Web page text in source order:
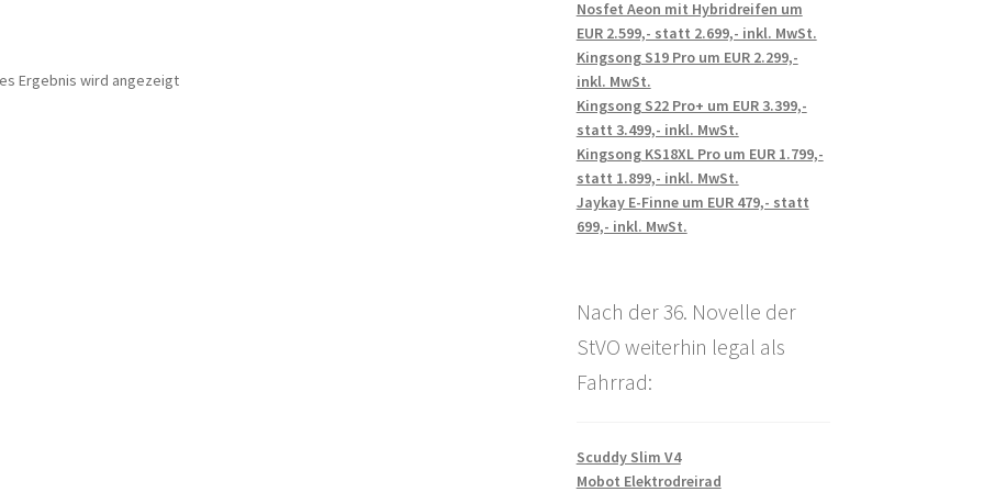
Ergebnis wird angezeigt
Nosfet Aeon mit Hybridreifen um
EUR 2.599,- statt 2.699,- inkl. MwSt.
Kingsong S19 Pro um EUR 2.299,-
inkl. MwSt.
Kingsong S22 Pro+ um EUR 3.399,-
statt 3.499,- inkl. MwSt.
Kingsong KS18XL Pro um EUR 1.799,-
statt 1.899,- inkl. MwSt.
Jaykay E-Finne um EUR 479,- statt
699,- inkl. MwSt.
Nach der 36. Novelle der
StVO weiterhin legal als
Fahrrad:
Scuddy Slim V4
Mobot Elektrodreirad